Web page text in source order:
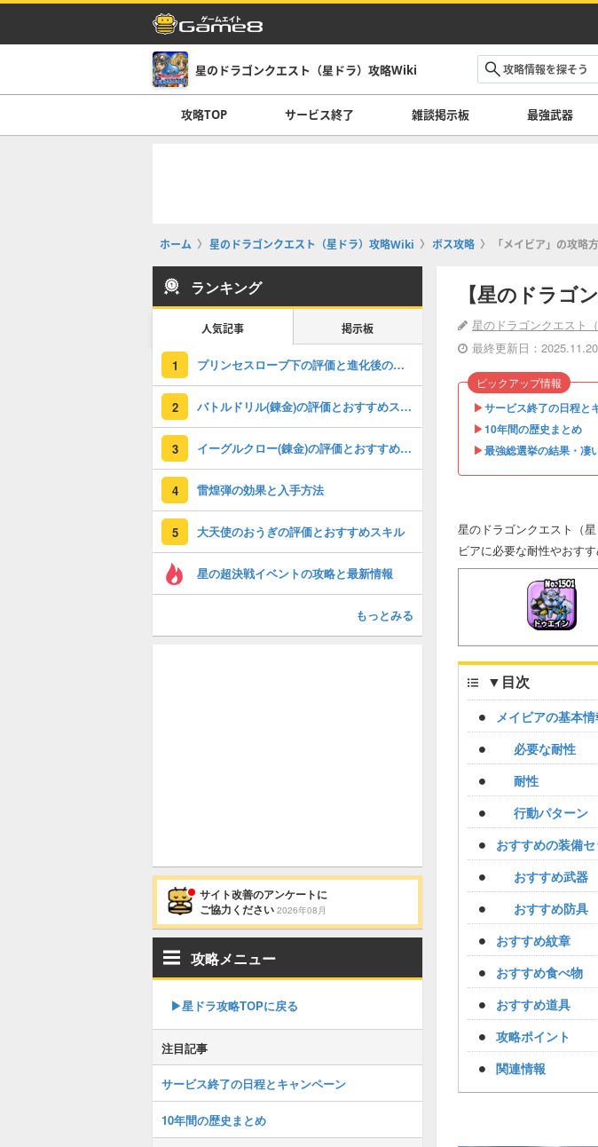
星のドラゴンクエスト（星ドラ）攻略Wiki
攻略TOP サービス終了 雑談掲示板 最強武器
ホーム 星のドラゴンクエスト（星ドラ）攻略Wiki ボス攻略 「メイビア」の攻略
【星のドラゴ
星のドラゴンクエスト
最終更新日：
▶︎サービス終了の日程と
▶︎10年間の歴史まとめ
▶︎最強総選挙の結果・凄
ピックアップ情報
星のドラゴンクエスト（
ビアに必要な耐性やおす
▼ 目次
メイビアの基本情
必要な耐性
耐性
行動パターン
おすすめの装備セ
おすすめ武器
おすすめ防具
おすすめ紋章
おすすめ食べ物
おすすめ道具
攻略ポイント
関連情報
ランキング
人気記事 掲示板
1 プリンセスローブ下の評価と進化後の性能
2 バトルドリル(錬金)の評価とおすすめスキル
3 イーグルクロー(錬金)の評価とおすすめスキル
4 雷煌弾の効果と入手方法
5 大天使のおうぎの評価とおすすめスキル
星の超決戦イベントの攻略と最新情報
もっとみる
サイト改善のアンケートに
ご協力ください 2026年08月
攻略メニュー
▶︎星ドラ攻略TOPに戻る
注目記事
サービス終了の日程とキャンペーン
10年間の歴史まとめ